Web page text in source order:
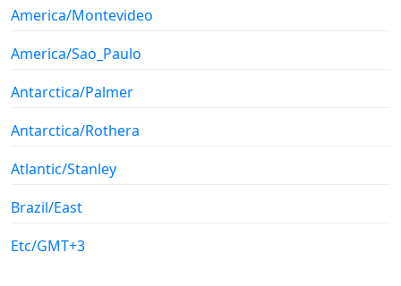
America/Montevideo
America/Sao_Paulo
Antarctica/Palmer
Antarctica/Rothera
Atlantic/Stanley
Brazil/East
Etc/GMT+3